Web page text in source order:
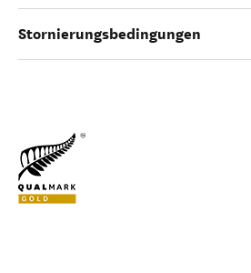
Stornierungsbedingungen